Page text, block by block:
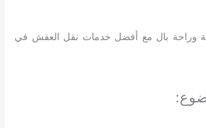
وراحة بال مع أفضل خدمات نقل العفش في